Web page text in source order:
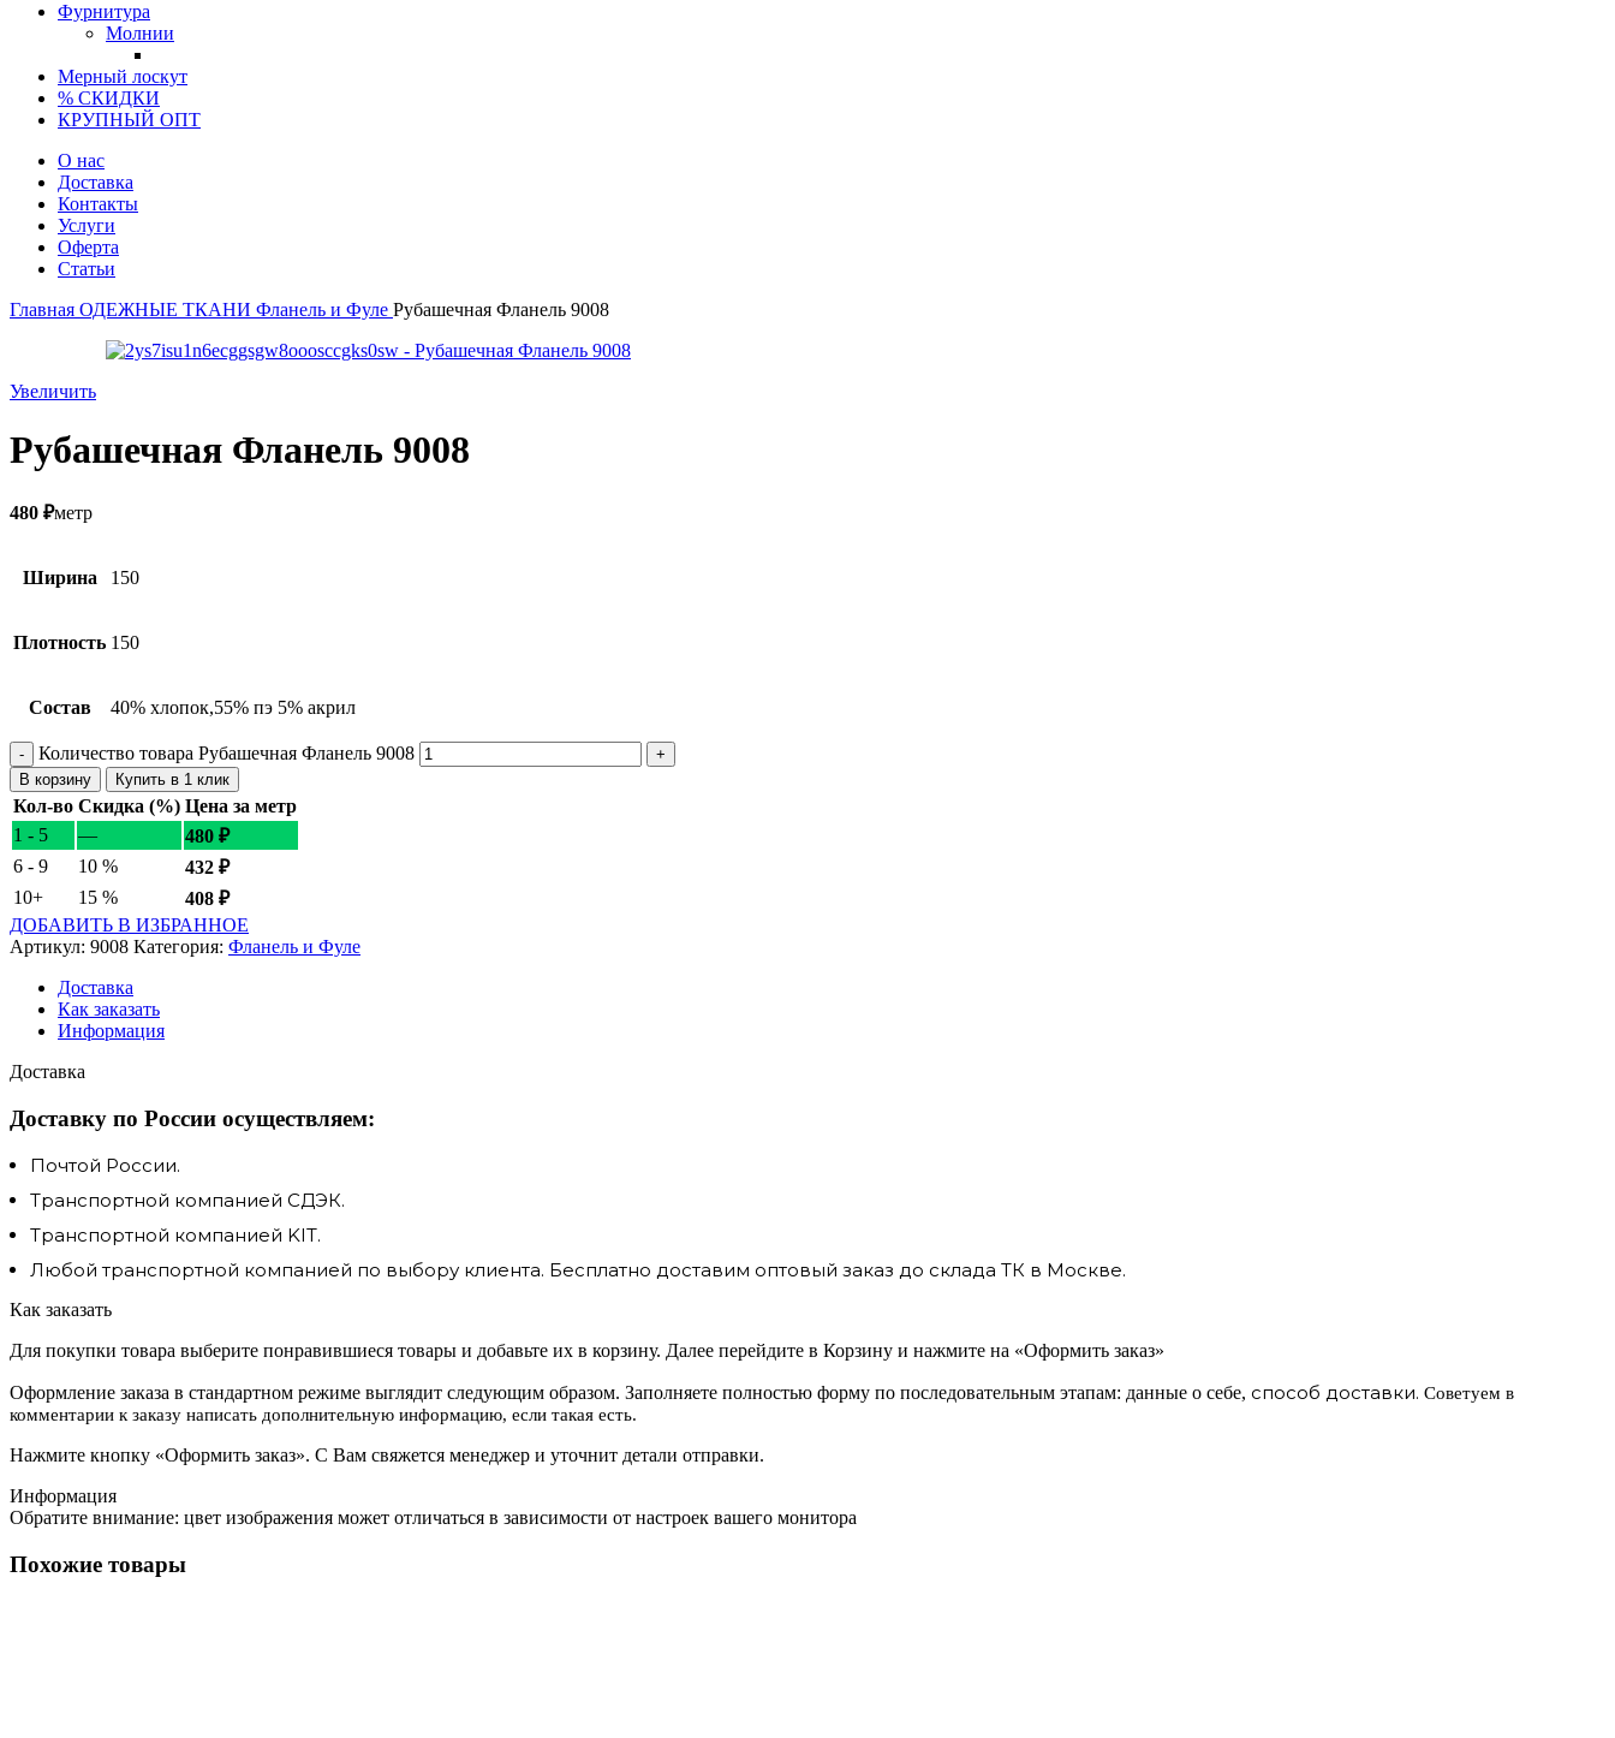
Фурнитура
Молнии
Мерный лоскут
% СКИДКИ
КРУПНЫЙ ОПТ
О нас
Доставка
Контакты
Услуги
Оферта
Статьи
Главная ОДЕЖНЫЕ ТКАНИ Фланель и Фуле Рубашечная Фланель 9008
Увеличить
Рубашечная Фланель 9008
480 ₽метр
Ширина 150
Плотность 150
Состав 40% хлопок,55% пэ 5% акрил
Количество товара Рубашечная Фланель 9008
В корзину Купить в 1 клик
Кол-во Скидка (%) Цена за метр
1 - 5
— 480 ₽
6 - 9
10 % 432 ₽
10+
15 % 408 ₽
ДОБАВИТЬ В ИЗБРАННОЕ
Артикул: 9008 Категория: Фланель и Фуле
Доставка
Как заказать
Информация
Доставка
Доставку по России осуществляем:
Почтой России.
Транспортной компанией СДЭК.
Транспортной компанией KIT.
Любой транспортной компанией по выбору клиента. Бесплатно доставим оптовый заказ до склада ТК в Москве.
Как заказать
Для покупки товара выберите понравившиеся товары и добавьте их в корзину. Далее перейдите в Корзину и нажмите на «Оформить заказ»
Оформление заказа в стандартном режиме выглядит следующим образом. Заполняете полностью форму по последовательным этапам: данные о себе, способ доставки. Советуем в
комментарии к заказу написать дополнительную информацию, если такая есть.
Нажмите кнопку «Оформить заказ». С Вам свяжется менеджер и уточнит детали отправки.
Информация
Обратите внимание: цвет изображения может отличаться в зависимости от настроек вашего монитора
Похожие товары